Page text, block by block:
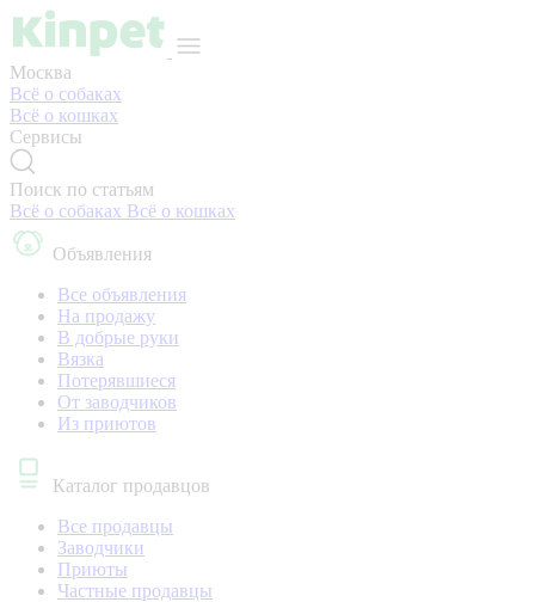
Москва
Всё о собаках
Всё о кошках
Сервисы
Поиск по статьям
Всё о собаках Всё о кошках
Объявления
Все объявления
На продажу
В добрые руки
Вязка
Потерявшиеся
От заводчиков
Из приютов
Каталог продавцов
Все продавцы
Заводчики
Приюты
Частные продавцы